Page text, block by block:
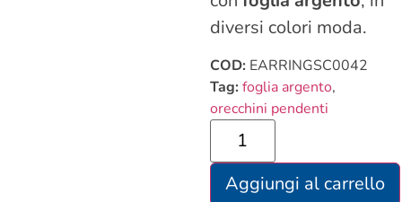
diversi colori moda.
COD: EARRINGSC0042
Tag:foglia argento,
orecchini pendenti
Aggiungi al carrello